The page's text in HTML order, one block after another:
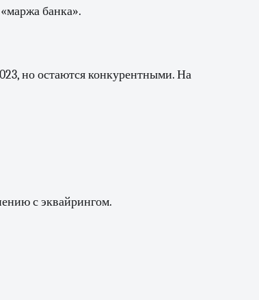
банка».
но остаются конкурентными. На
с эквайрингом.